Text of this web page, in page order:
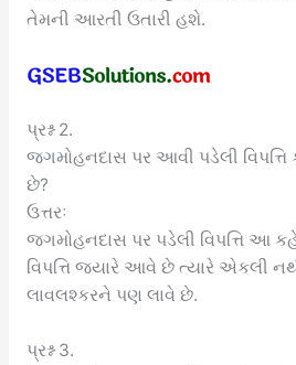
તેમની આરતી ઉતારી હશે.
પ્રશ્ન 2.
જગમોહનદાસ પર આવી પડેલી
છે?
ઉત્તરઃ
જગમોહનદાસ પર પડેલી વિપત્તિ આ
વિપત્તિ જ્યારે આવે છે ત્યારે એકલી
લાવલશ્કરને પણ લાવે છે.
પ્રશ્ન 3.